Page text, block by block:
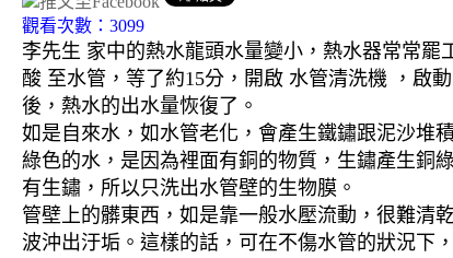
觀看次數：3099
李先生 家中的熱水龍頭水量變小，熱水器常常
酸 至水管，等了約15分，開啟 水管清洗機 ，啟
後，熱水的出水量恢復了。
如是自來水，如水管老化，會產生鐵鏽跟泥沙堆
綠色的水，是因為裡面有銅的物質，生鏽產生銅
有生鏽，所以只洗出水管壁的生物膜。
管壁上的髒東西，如是靠一般水壓流動，很難清
波沖出汙垢。這樣的話，可在不傷水管的狀況下